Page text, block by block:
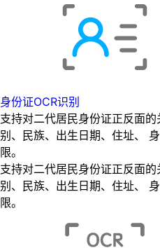
身份证OCR识别
支持对二代居民身份证正反面
别、民族、出生日期、住址、
限。
支持对二代居民身份证正反面
别、民族、出生日期、住址、
限。